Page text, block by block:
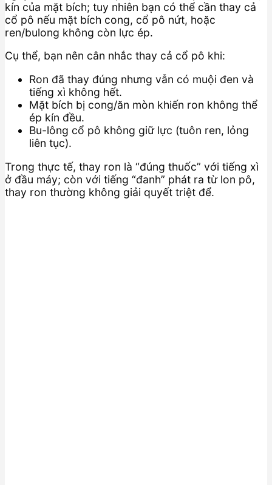
kín của mặt bích; tuy nhiên bạn có thể cần thay cả
cổ pô nếu mặt bích cong, cổ pô nứt, hoặc
ren/bulong không còn lực ép.
Cụ thể, bạn nên cân nhắc thay cả cổ pô khi:
Ron đã thay đúng nhưng vẫn có muội đen và
tiếng xì không hết.
Mặt bích bị cong/ăn mòn khiến ron không thể
ép kín đều.
Bu-lông cổ pô không giữ lực (tuôn ren, lỏng
liên tục).
Trong thực tế, thay ron là “đúng thuốc” với tiếng xì
ở đầu máy; còn với tiếng “đanh” phát ra từ lon pô,
thay ron thường không giải quyết triệt để.